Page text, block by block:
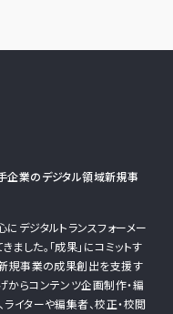
企業のデジタル領域新規事
デジタルトランスフォーメー
した。「成果」にコミットす
新規事業の成果創出を支援す
からコンテンツ企画制作・編
イターや編集者、校正・校閲